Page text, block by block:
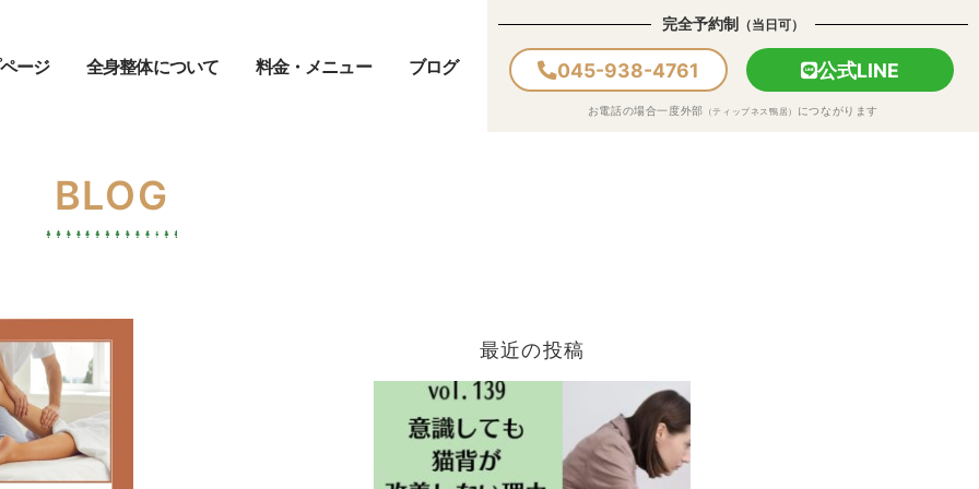
ージ 全身整体について 料金・メニュー ブログ
完全予約制 （当日可）
045-938-4761 公式LINE
お電話の場合一度外部 （ティップネス鴨居） につながります
BLOG
最近の投稿